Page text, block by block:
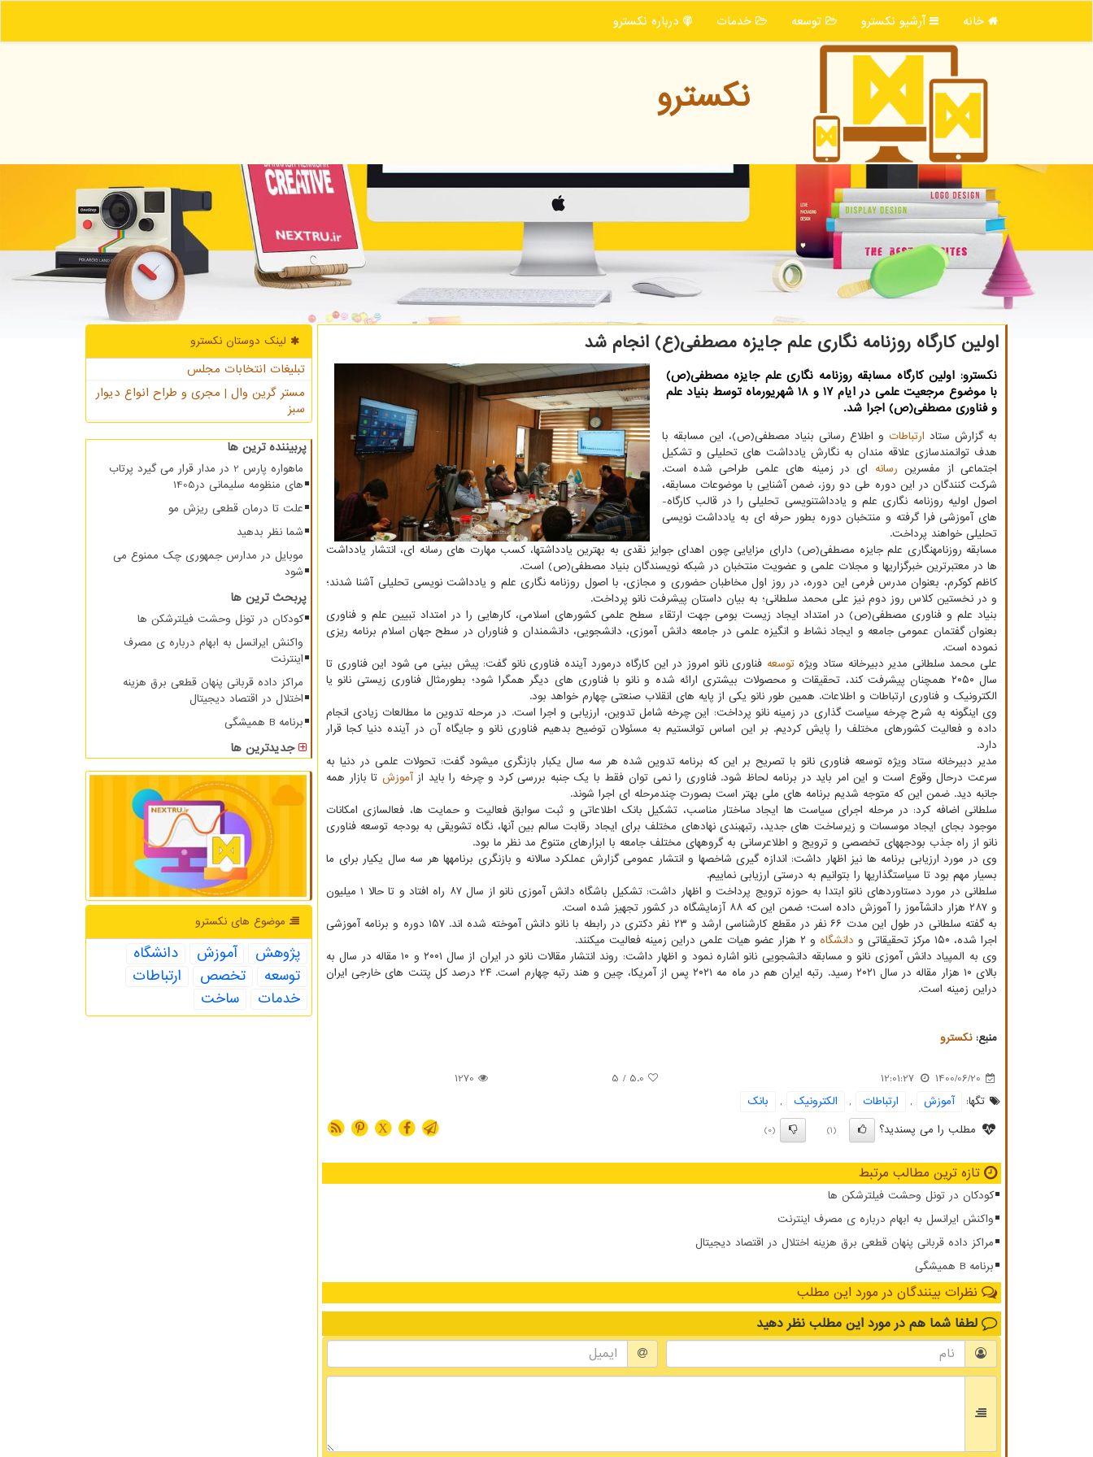
خانه آرشیو نكسترو توسعه خدمات درباره نكسترو
نكسترو
اولین کارگاه روزنامه نگاری علم جایزه مصطفی(ع) انجام شد
نکسترو: اولین کارگاه مسابقه روزنامه نگاری علم جایزه مصطفی(ص)
با موضوع مرجعیت علمی در ایام 17 و 18 شهریورماه توسط بنیاد علم
و فناوری مصطفی(ص) اجرا شد.
به گزارش ستاد ارتباطات و اطلاع رسانی بنیاد مصطفی(ص)، این مسابقه با
هدف توانمندسازی علاقه مندان به نگارش یادداشت های تحلیلی و تشکیل
اجتماعی از مفسرین رسانه ای در زمینه های علمی طراحی شده است.
شرکت کنندگان در این دوره طی دو روز، ضمن آشنایی با موضوعات مسابقه،
اصول اولیه روزنامه نگاری علم و یادداشتنویسی تحلیلی را در قالب کارگاه­
های آموزشی فرا گرفته و منتخبان دوره بطور حرفه ای به یادداشت نویسی
تحلیلی خواهند پرداخت.
مسابقه روزنامه­نگاری علم جایزه مصطفی(ص) دارای مزایایی چون اهدای جوایز نقدی به بهترین یادداشتها، کسب مهارت های رسانه ای، انتشار یادداشت
ها در معتبرترین خبرگزاریها و مجلات علمی و عضویت منتخبان در شبکه نویسندگان بنیاد مصطفی(ص) است.
کاظم کوکرم، بعنوان مدرس فرمی این دوره، در روز اول مخاطبان حضوری و مجازی، با اصول روزنامه نگاری علم و یادداشت نویسی تحلیلی آشنا شدند؛
و در نخستین کلاس روز دوم نیز علی محمد سلطانی؛ به بیان داستان پیشرفت نانو پرداخت.
بنیاد علم و فناوری مصطفی(ص) در امتداد ایجاد زیست بومی جهت ارتقاء سطح علمی کشورهای اسلامی، کارهایی را در امتداد تبیین علم و فناوری
بعنوان گفتمان عمومی جامعه و ایجاد نشاط و انگیزه علمی در جامعه دانش آموزی، دانشجویی، دانشمندان و فناوران در سطح جهان اسلام برنامه ریزی
نموده است.
علی محمد سلطانی مدیر دبیرخانه ستاد ویژهتوسعه فناوری نانو امروز در این کارگاه درمورد آینده فناوری نانو گفت: پیش بینی می شود این فناوری تا
سال ۲۰۵۰ همچنان پیشرفت کند، تحقیقات و محصولات بیشتری ارائه شده و نانو با فناوری های دیگر همگرا شود؛ بطورمثال فناوری زیستی نانو یا
الکترونیک و فناوری ارتباطات و اطلاعات. همین طور نانو یکی از پایه های انقلاب صنعتی چهارم خواهد بود.
وی اینگونه به شرح چرخه سیاست گذاری در زمینه نانو پرداخت: این چرخه شامل تدوین، ارزیابی و اجرا است. در مرحله تدوین ما مطالعات زیادی انجام
داده و فعالیت کشورهای مختلف را پایش کردیم. بر این اساس توانستیم به مسئولان توضیح بدهیم فناوری نانو و جایگاه آن در آینده دنیا کجا قرار
دارد.
مدیر دبیرخانه ستاد ویژه توسعه فناوری نانو با تصریح بر این که برنامه تدوین شده هر سه سال یکبار بازنگری میشود گفت: تحولات علمی در دنیا به
سرعت درحال وقوع است و این امر باید در برنامه لحاظ شود. فناوری را نمی توان فقط با یک جنبه بررسی کرد و چرخه را باید ازآموزش تا بازار همه
جانبه دید. ضمن این که متوجه شدیم برنامه های ملی بهتر است بصورت چندمرحله ای اجرا شوند.
سلطانی اضافه کرد: در مرحله اجرای سیاست ها ایجاد ساختار مناسب، تشکیل بانک اطلاعاتی و ثبت سوابق فعالیت و حمایت ها، فعالسازی امکانات
موجود بجای ایجاد موسسات و زیرساخت های جدید، رتبهبندی نهادهای مختلف برای ایجاد رقابت سالم بین آنها، نگاه تشویقی به بودجه توسعه فناوری
نانو از راه جذب بودجههای تخصصی و ترویج و اطلاعرسانی به گروههای مختلف جامعه با ابزارهای متنوع مد نظر ما بود.
وی در مورد ارزیابی برنامه ها نیز اظهار داشت: اندازه گیری شاخصها و انتشار عمومی گزارش عملکرد سالانه و بازنگری برنامهها هر سه سال یکیار برای ما
بسیار مهم بود تا سیاستگذاریها را بتوانیم به درستی ارزیابی نماییم.
سلطانی در مورد دستاوردهای نانو ابتدا به حوزه ترویج پرداخت و اظهار داشت: تشکیل باشگاه دانش آموزی نانو از سال ۸۷ راه افتاد و تا حالا ۱ میلیون
و ۲۸۷ هزار دانشآموز را آموزش داده است؛ ضمن این که ۸۸ آزمایشگاه در کشور تجهیز شده است.
به گفته سلطانی در طول این مدت ۶۶ نفر در مقطع کارشناسی ارشد و ۲۳ نفر دکتری در رابطه با نانو دانش آموخته شده اند. ۱۵۷ دوره و برنامه آموزشی
اجرا شده، ۱۵۰ مرکز تحقیقاتی و
دانشگاه و ۲ هزار عضو هیات علمی دراین زمینه فعالیت میکنند.
وی به المپیاد دانش آموزی نانو و مسابقه دانشجویی نانو اشاره نمود و اظهار داشت: روند انتشار مقالات نانو در ایران از سال ۲۰۰۱ و ۱۰ مقاله در سال به
بالای ۱۰ هزار مقاله در سال ۲۰۲۱ رسید. رتبه ایران هم در ماه مه ۲۰۲۱ پس از آمریکا، چین و هند رتبه چهارم است. ۲۴ درصد کل پتنت های خارجی ایران
دراین زمینه است.
منبع:نكسترو
1400/06/20
12:01:27
5.0
/ 5
1270
تگها:
آموزش , ارتباطات , الكترونیك ,
بانك
مطلب را می پسندید؟
(1)
(0)
X
تازه ترین مطالب مرتبط
کودکان در تونل وحشت فیلترشکن ها
واکنش ایرانسل به ابهام درباره ی مصرف اینترنت
مراکز داده قربانی پنهان قطعی برق هزینه اختلال در اقتصاد دیجیتال
برنامه B همیشگی
نظرات بینندگان در مورد این مطلب
لطفا شما هم در مورد این مطلب نظر دهید
لینک دوستان نكسترو
تبلیغات انتخابات مجلس
مستر گرین وال | مجری و طراح انواع دیوار
سبز
پربیننده ترین ها
ماهواره پارس 2 در مدار قرار می گیرد پرتاب
های منظومه سلیمانی در1405
علت تا درمان قطعی ریزش مو
شما نظر بدهید
موبایل در مدارس جمهوری چک ممنوع می
شود
پربحث ترین ها
کودکان در تونل وحشت فیلترشکن ها
واکنش ایرانسل به ابهام درباره ی مصرف
اینترنت
مراکز داده قربانی پنهان قطعی برق هزینه
اختلال در اقتصاد دیجیتال
برنامه B همیشگی
جدیدترین ها
موضوع های نكسترو
پژوهش آموزش
دانشگاه
توسعه
تخصص
ارتباطات
خدمات
ساخت